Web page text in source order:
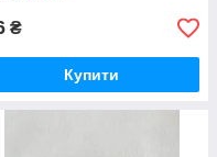
₴
Купити